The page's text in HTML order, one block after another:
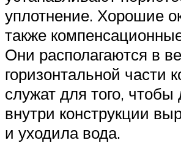
уплотнение. Хорошие
также
Они располагаются в
горизонтальной части
служат для того, чтобы
внутри конструкции
и уходила вода.